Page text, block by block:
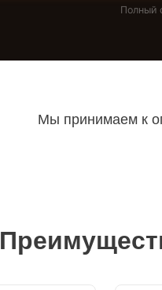
Полный
Мы принимаем к